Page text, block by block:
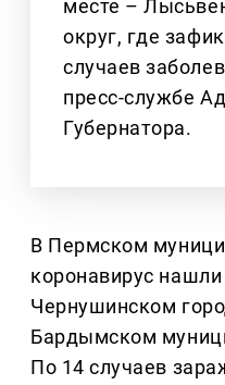
месте –
округ, где
случаев
пресс-службе
Губернатора.
В Пермском
коронавирус
Чернушинском
Бардымском
По 14 случаев